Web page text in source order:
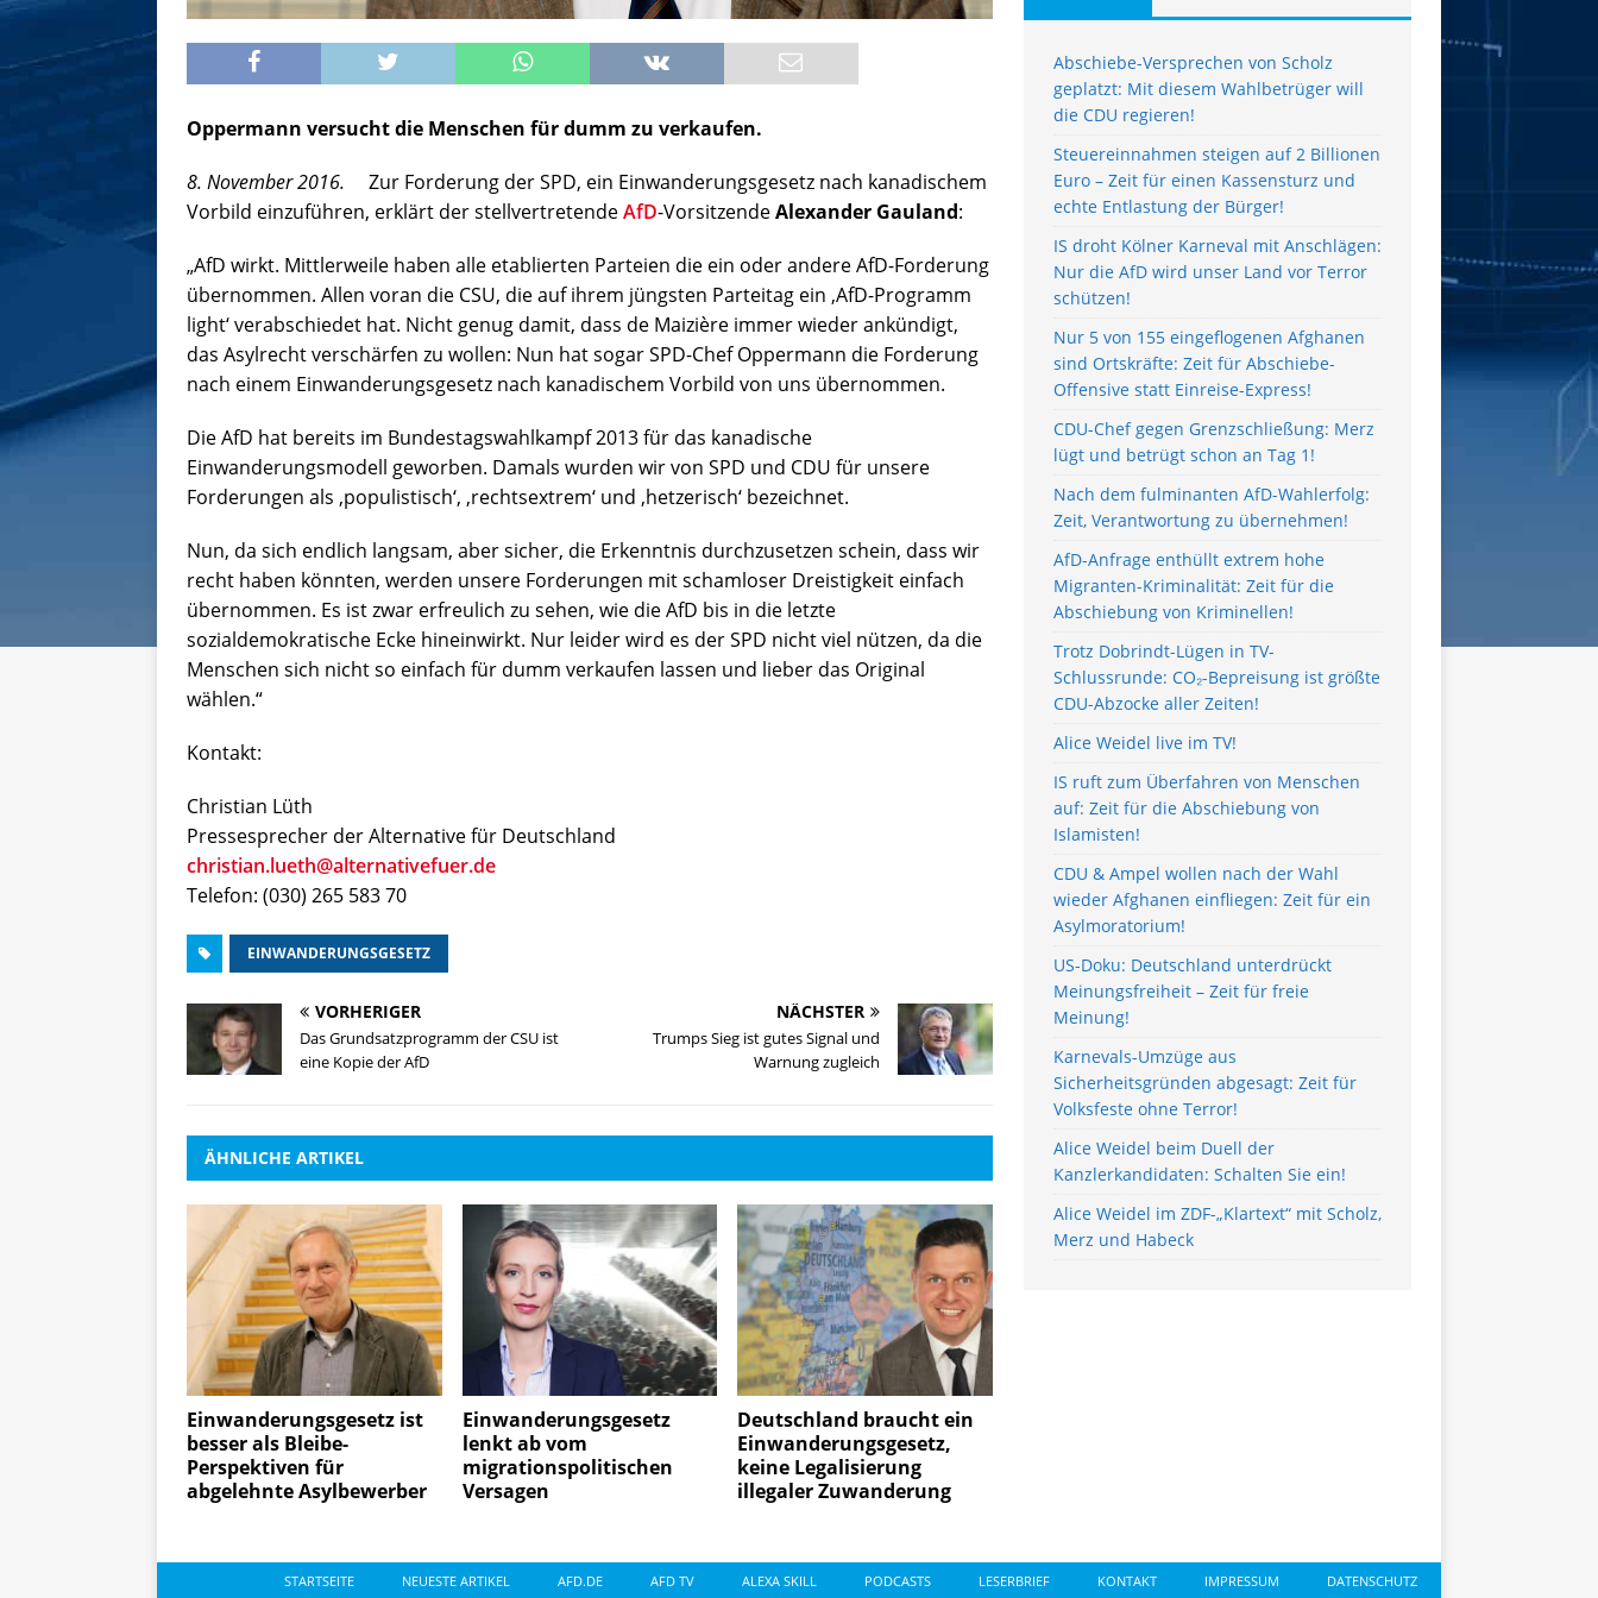
Oppermann versucht die Menschen für dumm zu verkaufen.
8. November 2016.
Zur Forderung der SPD, ein Einwanderungsgesetz nach kanadischem
Vorbild einzuführen, erklärt der stellvertretendeAfD-VorsitzendeAlexander Gauland:
„AfD wirkt. Mittlerweile haben alle etablierten Parteien die ein oder andere AfD-Forderung
übernommen. Allen voran die CSU, die auf ihrem jüngsten Parteitag ein ‚AfD-Programm
light‘ verabschiedet hat. Nicht genug damit, dass de Maizière immer wieder ankündigt,
das Asylrecht verschärfen zu wollen: Nun hat sogar SPD-Chef Oppermann die Forderung
nach einem Einwanderungsgesetz nach kanadischem Vorbild von uns übernommen.
Die AfD hat bereits im Bundestagswahlkampf 2013 für das kanadische
Einwanderungsmodell geworben. Damals wurden wir von SPD und CDU für unsere
Forderungen als ‚populistisch‘, ‚rechtsextrem‘ und ‚hetzerisch‘ bezeichnet.
Nun, da sich endlich langsam, aber sicher, die Erkenntnis durchzusetzen schein, dass wir
recht haben könnten, werden unsere Forderungen mit schamloser Dreistigkeit einfach
übernommen. Es ist zwar erfreulich zu sehen, wie die AfD bis in die letzte
sozialdemokratische Ecke hineinwirkt. Nur leider wird es der SPD nicht viel nützen, da die
Menschen sich nicht so einfach für dumm verkaufen lassen und lieber das Original
wählen.“
Kontakt:
Christian Lüth
Pressesprecher der Alternative für Deutschland
christian.lueth@alternativefuer.de
Telefon: (030) 265 583 70
EINWANDERUNGSGESETZ
VORHERIGER
Das Grundsatzprogramm der CSU ist
eine Kopie der AfD
NÄCHSTER
Trumps Sieg ist gutes Signal und
Warnung zugleich
ÄHNLICHE ARTIKEL
Einwanderungsgesetz ist
besser als Bleibe-
Perspektiven für
abgelehnte Asylbewerber
Einwanderungsgesetz
lenkt ab vom
migrationspolitischen
Versagen
Deutschland braucht ein
Einwanderungsgesetz,
keine Legalisierung
illegaler Zuwanderung
Abschiebe-Versprechen von Scholz
geplatzt: Mit diesem Wahlbetrüger will
die CDU regieren!
Steuereinnahmen steigen auf 2 Billionen
Euro – Zeit für einen Kassensturz und
echte Entlastung der Bürger!
IS droht Kölner Karneval mit Anschlägen:
Nur die AfD wird unser Land vor Terror
schützen!
Nur 5 von 155 eingeflogenen Afghanen
sind Ortskräfte: Zeit für Abschiebe-
Offensive statt Einreise-Express!
CDU-Chef gegen Grenzschließung: Merz
lügt und betrügt schon an Tag 1!
Nach dem fulminanten AfD-Wahlerfolg:
Zeit, Verantwortung zu übernehmen!
AfD-Anfrage enthüllt extrem hohe
Migranten-Kriminalität: Zeit für die
Abschiebung von Kriminellen!
Trotz Dobrindt-Lügen in TV-
Schlussrunde: CO₂-Bepreisung ist größte
CDU-Abzocke aller Zeiten!
Alice Weidel live im TV!
IS ruft zum Überfahren von Menschen
auf: Zeit für die Abschiebung von
Islamisten!
CDU & Ampel wollen nach der Wahl
wieder Afghanen einfliegen: Zeit für ein
Asylmoratorium!
US-Doku: Deutschland unterdrückt
Meinungsfreiheit – Zeit für freie
Meinung!
Karnevals-Umzüge aus
Sicherheitsgründen abgesagt: Zeit für
Volksfeste ohne Terror!
Alice Weidel beim Duell der
Kanzlerkandidaten: Schalten Sie ein!
Alice Weidel im ZDF-„Klartext“ mit Scholz,
Merz und Habeck
STARTSEITE NEUESTE ARTIKEL AFD.DE AFD TV ALEXA SKILL PODCASTS LESERBRIEF KONTAKT IMPRESSUM DATENSCHUTZ